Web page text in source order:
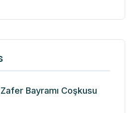
Bayramı Coşkusu